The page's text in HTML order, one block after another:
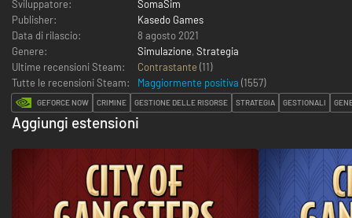
Sviluppatore:
SomaSim
Publisher:
Kasedo Games
Data di rilascio:
8 agosto 2021
Genere:
Simulazione, Strategia
Ultime recensioni Steam:
Contrastante (11)
Tutte le recensioni Steam:
Maggiormente positiva (1557)
GEFORCE NOW CRIMINE GESTIONE DELLE RISORSE STRATEGIA GESTIONALI
Aggiungi estensioni